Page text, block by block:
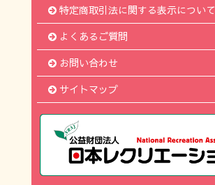
特定商取引法に関する表示について
よくあるご質問
お問い合わせ
サイトマップ